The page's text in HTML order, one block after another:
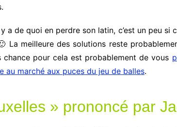
a de quoi en perdre son latin, c’est un peu si
La meilleure des solutions reste
chance pour cela est probablement de vous
au marché aux puces du jeu de balles.
» prononcé par